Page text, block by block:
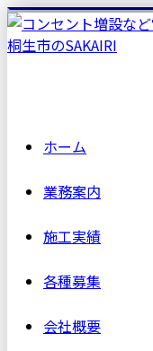
ホーム
業務案内
施工実績
各種募集
会社概要